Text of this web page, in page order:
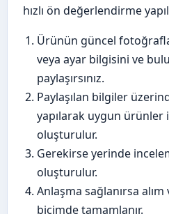
hızlı ön değerlendirme
Ürünün güncel
veya ayar bilgisini ve
paylaşırsınız.
Paylaşılan bilgiler
yapılarak uygun ürünler
oluşturulur.
Gerekirse yerinde
oluşturulur.
Anlaşma sağlanırsa alım
biçimde tamamlanır.